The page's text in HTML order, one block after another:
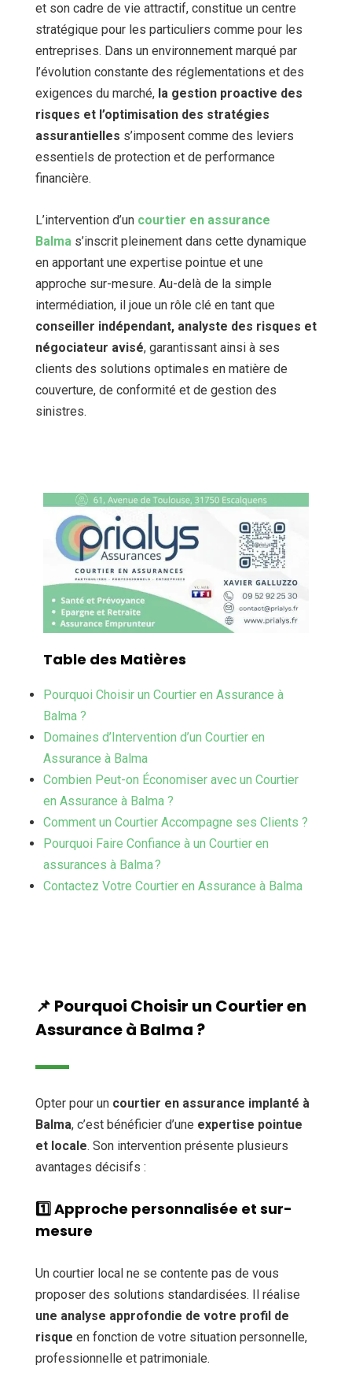
et son cadre de vie attractif, constitue un centre
stratégique pour les particuliers comme pour les
entreprises. Dans un environnement marqué par
l’évolution constante des réglementations et des
exigences du marché, la gestion proactive des
risques et l’optimisation des stratégies
assurantielles s’imposent comme des leviers
essentiels de protection et de performance
financière.
L’intervention d’un courtier en assurance
Balma s’inscrit pleinement dans cette dynamique
en apportant une expertise pointue et une
approche sur-mesure. Au-delà de la simple
intermédiation, il joue un rôle clé en tant que
conseiller indépendant, analyste des risques et
négociateur avisé, garantissant ainsi à ses
clients des solutions optimales en matière de
couverture, de conformité et de gestion des
sinistres.
Table des Matières
Pourquoi Choisir un Courtier en Assurance à
Balma ?
Domaines d’Intervention d’un Courtier en
Assurance à Balma
Combien Peut-on Économiser avec un Courtier
en Assurance à Balma ?
Comment un Courtier Accompagne ses Clients ?
Pourquoi Faire Confiance à un Courtier en
assurances à Balma ?
Contactez Votre Courtier en Assurance à Balma
📌 Pourquoi Choisir un Courtier en
Assurance à Balma ?
Opter pour un courtier en assurance implanté à
Balma, c’est bénéficier d’une expertise pointue
et locale. Son intervention présente plusieurs
avantages décisifs :
1️⃣Approche personnalisée et sur-
mesure
Un courtier local ne se contente pas de vous
proposer des solutions standardisées. Il réalise
une analyse approfondie de votre profil de
risque en fonction de votre situation personnelle,
professionnelle et patrimoniale.